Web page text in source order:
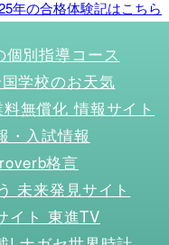
年の合格体験記はこちら
別指導コース
学校のお天気
無償化 情報サイト
・入試情報
格言
未来発見サイト
イト 東進TV